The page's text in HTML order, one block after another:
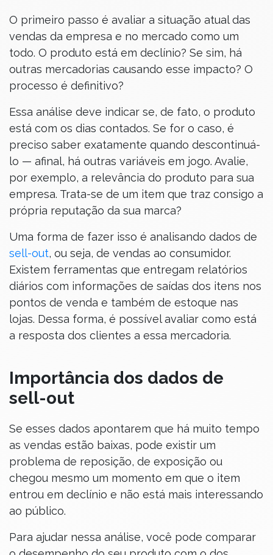
O primeiro passo é avaliar a situação atual das
vendas da empresa e no mercado como um
todo. O produto está em declínio? Se sim, há
outras mercadorias causando esse impacto? O
processo é definitivo?
Essa análise deve indicar se, de fato, o produto
está com os dias contados. Se for o caso, é
preciso saber exatamente quando descontinuá-
lo — afinal, há outras variáveis em jogo. Avalie,
por exemplo, a relevância do produto para sua
empresa. Trata-se de um item que traz consigo a
própria reputação da sua marca?
Uma forma de fazer isso é analisando dados de
sell-out, ou seja, de vendas ao consumidor.
Existem ferramentas que entregam relatórios
diários com informações de saídas dos itens nos
pontos de venda e também de estoque nas
lojas. Dessa forma, é possível avaliar como está
a resposta dos clientes a essa mercadoria.
Importância dos dados de
sell-out
Se esses dados apontarem que há muito tempo
as vendas estão baixas, pode existir um
problema de reposição, de exposição ou
chegou mesmo um momento em que o item
entrou em declínio e não está mais interessando
ao público.
Para ajudar nessa análise, você pode comparar